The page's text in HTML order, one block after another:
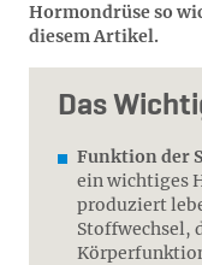
Hormondrüse so
diesem Artikel.
Das
Funktion der
ein wichtiges
produziert
Stoffwechsel,